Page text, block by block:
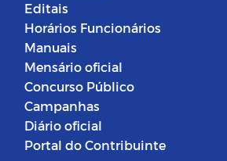
Editais
Horários Funcionários
Manuais
Mensário oficial
Concurso Público
Campanhas
Diário oficial
Portal do Contribuinte